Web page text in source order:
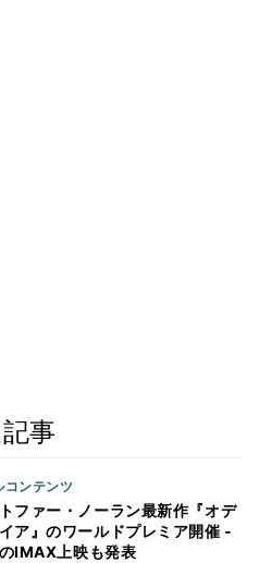
事
コンテンツ
ファー・ノーラン最新作『オデ
ア』のワールドプレミア開催 -
IMAX上映も発表